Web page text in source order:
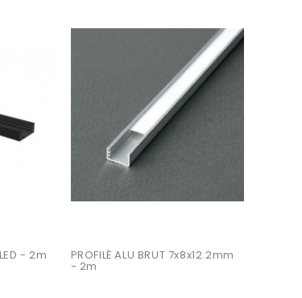
- 2m PROFILÉ ALU BRUT 7x8x12.2mm
- 2m